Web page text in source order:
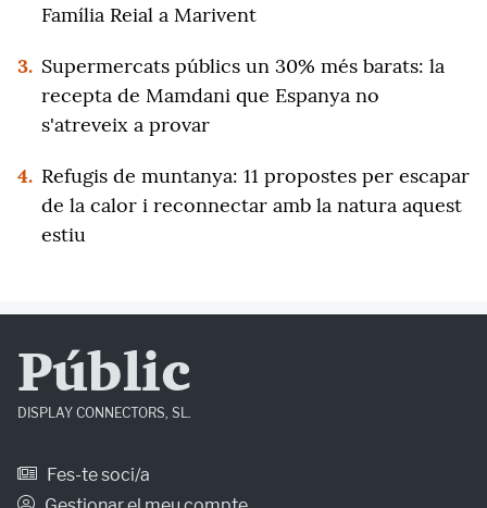
Família Reial a Marivent
3. Supermercats públics un 30% més barats: la
recepta de Mamdani que Espanya no
s'atreveix a provar
4. Refugis de muntanya: 11 propostes per escapar
de la calor i reconnectar amb la natura aquest
estiu
Públic
DISPLAY CONNECTORS, SL.
Fes-te soci/a